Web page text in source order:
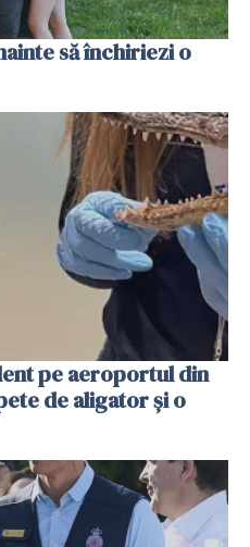
să închiriezi o
pe aeroportul din
de aligator și o